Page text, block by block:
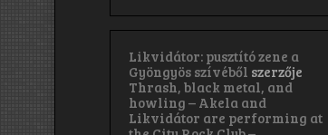
Likvidátor: pusztító zene a
Gyöngyös szívéből szerzője
Thrash, black metal, and
howling – Akela and
Likvidátor are performing at